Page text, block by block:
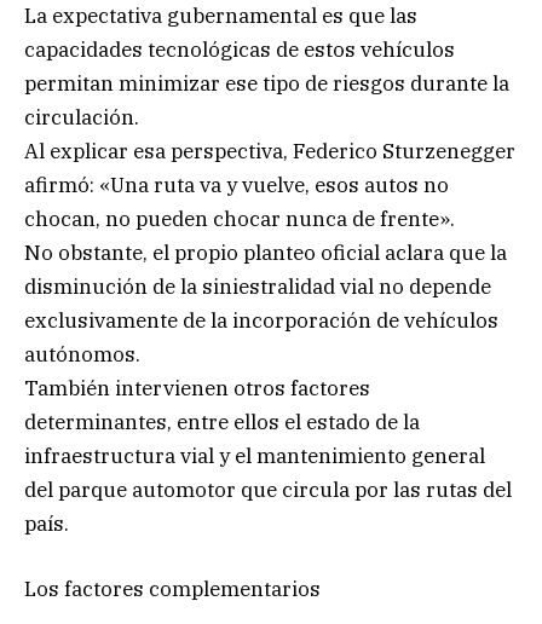
La expectativa gubernamental es que las
capacidades tecnológicas de estos vehículos
permitan minimizar ese tipo de riesgos durante la
circulación.
Al explicar esa perspectiva, Federico Sturzenegger
afirmó: «Una ruta va y vuelve, esos autos no
chocan, no pueden chocar nunca de frente».
No obstante, el propio planteo oficial aclara que la
disminución de la siniestralidad vial no depende
exclusivamente de la incorporación de vehículos
autónomos.
También intervienen otros factores
determinantes, entre ellos el estado de la
infraestructura vial y el mantenimiento general
del parque automotor que circula por las rutas del
país.
Los factores complementarios